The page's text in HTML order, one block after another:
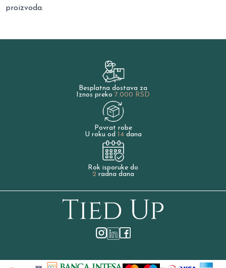
proizvoda.
Besplatna dostava za
Iznos preko 7.000 RSD
Povrat robe
U roku od 14dana
Rok isporuke do
2radna dana